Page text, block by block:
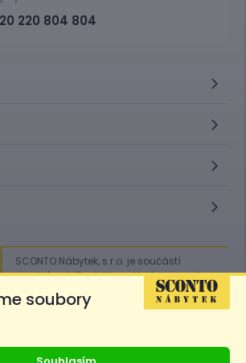
220 804 804
SCONTO Nábytek, s.r.o. je součástí
mezinárodního řetězce, který provozuje
obchodní domy
Sconto.
soubory